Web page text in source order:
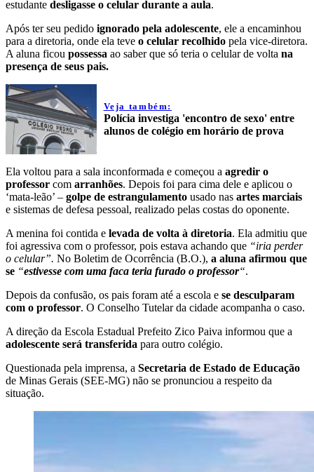
estudante desligasse o celular durante a aula.
Após ter seu pedido ignorado pela adolescente, ele a encaminhou
para a diretoria, onde ela teve o celular recolhido pela vice-diretora.
A aluna ficou possessa ao saber que só teria o celular de volta na
presença de seus pais.
Veja também:
Polícia investiga 'encontro de sexo' entre
alunos de colégio em horário de prova
Ela voltou para a sala inconformada e começou a agredir o
professor com arranhões. Depois foi para cima dele e aplicou o
‘mata-leão’ – golpe de estrangulamento usado nas artes marciais
e sistemas de defesa pessoal, realizado pelas costas do oponente.
A menina foi contida e levada de volta à diretoria. Ela admitiu que
foi agressiva com o professor, pois estava achando que “iria perder
o celular”. No Boletim de Ocorrência (B.O.), a aluna afirmou que
se “estivesse com uma faca teria furado o professor“.
Depois da confusão, os pais foram até a escola e se desculparam
com o professor. O Conselho Tutelar da cidade acompanha o caso.
A direção da Escola Estadual Prefeito Zico Paiva informou que a
adolescente será transferida para outro colégio.
Questionada pela imprensa, a Secretaria de Estado de Educação
de Minas Gerais (SEE-MG) não se pronunciou a respeito da
situação.